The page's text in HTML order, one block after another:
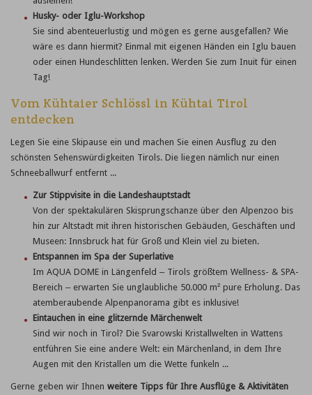
Husky- oder Iglu-Workshop
Sie sind abenteuerlustig und mögen es gerne ausgefallen? Wie
wäre es dann hiermit? Einmal mit eigenen Händen ein Iglu bauen
oder einen Hundeschlitten lenken. Werden Sie zum Inuit für einen
Tag!
Vom Kühtaier Schlössl in Kühtai Tirol
entdecken
Legen Sie eine Skipause ein und machen Sie einen Ausflug zu den
schönsten Sehenswürdigkeiten Tirols. Die liegen nämlich nur einen
Schneeballwurf entfernt ...
Zur Stippvisite in die Landeshauptstadt
Von der spektakulären Skisprungschanze über den Alpenzoo bis
hin zur Altstadt mit ihren historischen Gebäuden, Geschäften und
Museen: Innsbruck hat für Groß und Klein viel zu bieten.
Entspannen im Spa der Superlative
Im AQUA DOME in Längenfeld – Tirols größtem Wellness- & SPA-
Bereich – erwarten Sie unglaubliche 50.000 m² pure Erholung. Das
atemberaubende Alpenpanorama gibt es inklusive!
Eintauchen in eine glitzernde Märchenwelt
Sind wir noch in Tirol? Die Svarowski Kristallwelten in Wattens
entführen Sie eine andere Welt: ein Märchenland, in dem Ihre
Augen mit den Kristallen um die Wette funkeln ...
Gerne geben wir Ihnen weitere Tipps für Ihre Ausflüge & Aktivitäten